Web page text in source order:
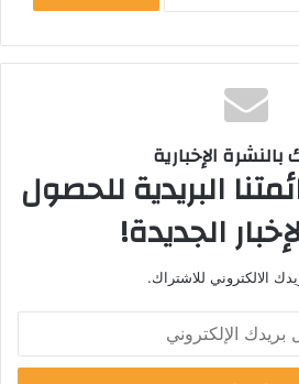
الإخبارية
البريدية للحصول
الجديدة!
الالكتروني للاشتراك.